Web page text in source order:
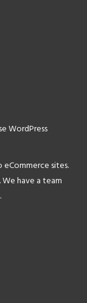
WordPress
sites.
have a team